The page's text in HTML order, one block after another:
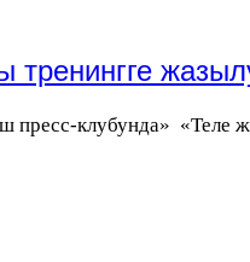
тренингге
клубунда» «Теле